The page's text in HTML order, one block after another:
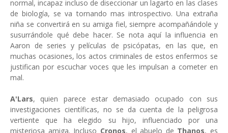
normal, incapaz incluso de diseccionar un lagarto en las clases
de biología, se va tornando mas introspectivo. Una extraña
niña se convertirá en su amiga fiel, siempre acompañándole y
susurrándole qué debe hacer. Se nota aquí la influencia en
Aaron de series y películas de psicópatas, en las que, en
muchas ocasiones, los actos criminales de estos enfermos se
justifican por escuchar voces que les impulsan a cometer en
mal.
A'Lars, quien parece estar demasiado ocupado con sus
investigaciones científicas, no se da cuenta de la peligrosa
vertiente que ha elegido su hijo, influenciado por una
misteriosa amiga. Incluso Cronos, el abuelo de Thanos, es